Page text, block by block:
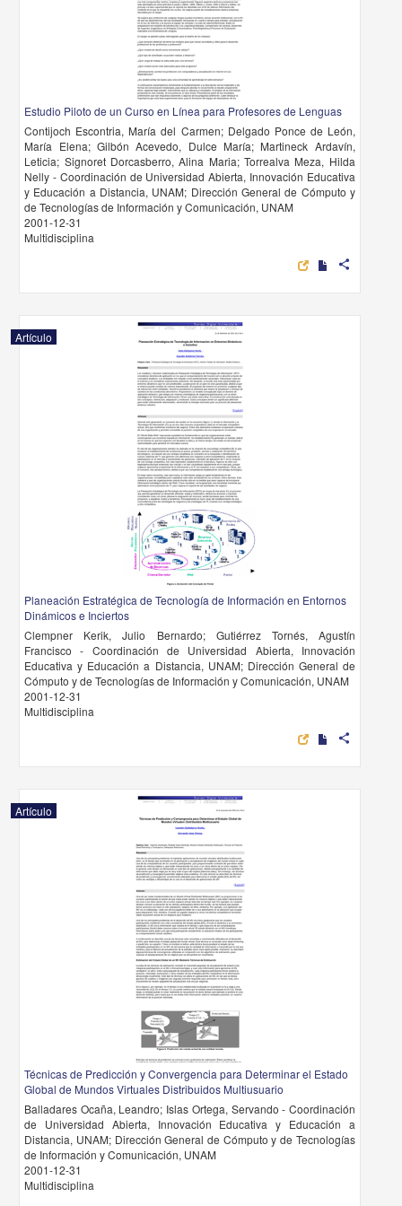
Estudio Piloto de un Curso en Línea para Profesores de Lenguas
Contijoch Escontria, María del Carmen; Delgado Ponce de León,
María Elena; Gilbón Acevedo, Dulce María; Martineck Ardavín,
Leticia; Signoret Dorcasberro, Alina Maria; Torrealva Meza, Hilda
Nelly - Coordinación de Universidad Abierta, Innovación Educativa
y Educación a Distancia, UNAM; Dirección General de Cómputo y
de Tecnologías de Información y Comunicación, UNAM
2001-12-31
Multidisciplina
share
Artículo
Planeación Estratégica de Tecnología de Información en Entornos
Dinámicos e Inciertos
Clempner Kerik, Julio Bernardo; Gutiérrez Tornés, Agustín
Francisco - Coordinación de Universidad Abierta, Innovación
Educativa y Educación a Distancia, UNAM; Dirección General de
Cómputo y de Tecnologías de Información y Comunicación, UNAM
2001-12-31
Multidisciplina
share
Artículo
Técnicas de Predicción y Convergencia para Determinar el Estado
Global de Mundos Virtuales Distribuidos Multiusuario
Balladares Ocaña, Leandro; Islas Ortega, Servando - Coordinación
de Universidad Abierta, Innovación Educativa y Educación a
Distancia, UNAM; Dirección General de Cómputo y de Tecnologías
de Información y Comunicación, UNAM
2001-12-31
Multidisciplina